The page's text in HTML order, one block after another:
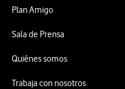
Plan Amigo
Sala de Prensa
Quiénes somos
Trabaja con nosotros